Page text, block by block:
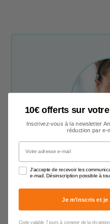
Une
Nos
Notre service
10€ offerts sur
Inscrivez-vous à la newsletter
réduction par e-
Votre adresse e-mail
J'accepte de recevoir les
e-mail. Désinscription possible à
Je m'inscris et je
Code valable 7 jours à compter de la